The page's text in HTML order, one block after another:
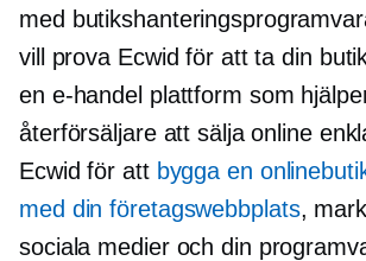
med
vill prova Ecwid för att ta din
en e-handel plattform som
återförsäljare att sälja online
Ecwid för att bygga en
med din företagswebbplats,
sociala medier och din